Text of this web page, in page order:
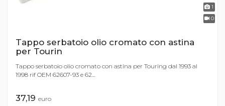
1
0
Tappo serbatoio olio cromato con astina
per Tourin
Tappo serbatoio olio cromato con astina per Touring dal 1993 al
1998 rif OEM 62607-93 e 62...
37,19 euro